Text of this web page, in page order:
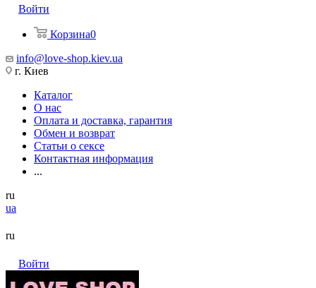
Войти
Корзина0
info@love-shop.kiev.ua
г. Киев
Каталог
О нас
Оплата и доставка, гарантия
Обмен и возврат
Статьи о сексе
Контактная информация
...
ru
ua
ru
Войти